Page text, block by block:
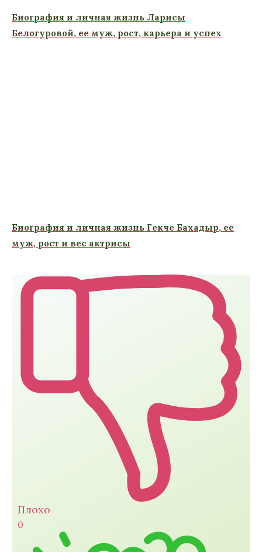
Биография и личная жизнь Ларисы
Белогуровой, ее муж, рост, карьера и успех
Биография и личная жизнь Гекче Бахадыр, ее
муж, рост и вес актрисы
Плохо
0